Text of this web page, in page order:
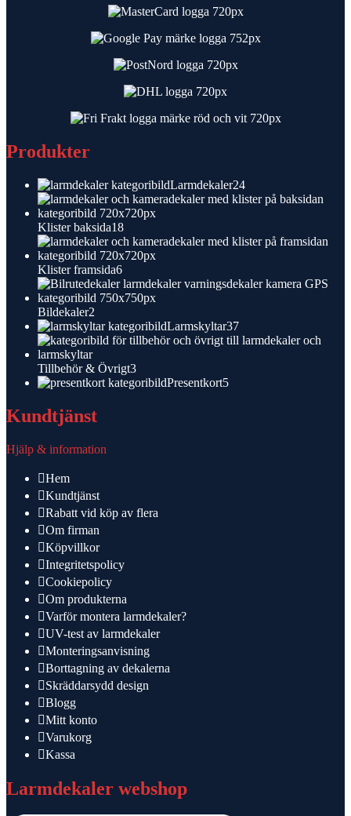
Produkter
Larmdekaler2424
produkter
Klister baksida1818
produkter
Klister framsida66
produkter
Bildekaler2
produkter
Larmskyltar3737
produkter
Tillbehör & Övrigt33
produkterPresentkort55
Kundtjänst
Hjälp & information
Hem
Kundtjänst
Rabatt vid köp av flera
Om firman
Köpvillkor
Integritetspolicy
Cookiepolicy
Om produkterna
Varför montera larmdekaler?
UV-test av larmdekaler
Monteringsanvisning
Borttagning av dekalerna
Skräddarsydd design
Blogg
Mitt konto
Varukorg
Kassa
Larmdekaler webshop